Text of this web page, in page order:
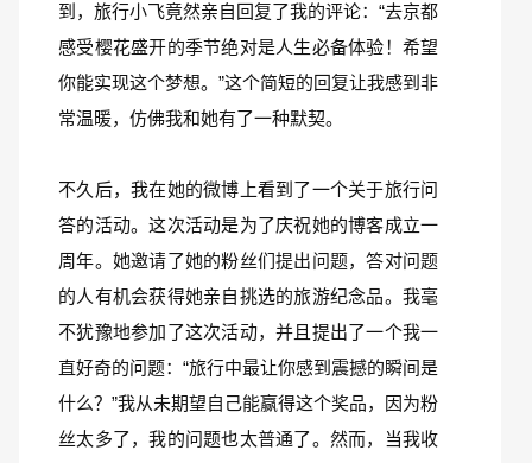
到，旅行小飞竟然亲自回复了我的评论：“去京都
感受樱花盛开的季节绝对是人生必备体验！希望
你能实现这个梦想。”这个简短的回复让我感到非
常温暖，仿佛我和她有了一种默契。
不久后，我在她的微博上看到了一个关于旅行问
答的活动。这次活动是为了庆祝她的博客成立一
周年。她邀请了她的粉丝们提出问题，答对问题
的人有机会获得她亲自挑选的旅游纪念品。我毫
不犹豫地参加了这次活动，并且提出了一个我一
直好奇的问题：“旅行中最让你感到震撼的瞬间是
什么？”我从未期望自己能赢得这个奖品，因为粉
丝太多了，我的问题也太普通了。然而，当我收